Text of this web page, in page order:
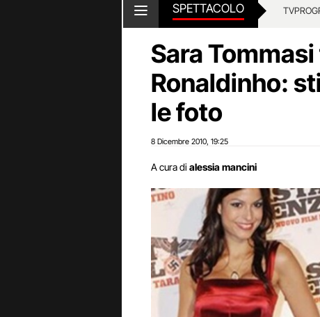
SPETTACOLO TV
Sara
Ronaldinho:
le foto
8 Dicembre 2010 19:25
A cura di alessia mancini